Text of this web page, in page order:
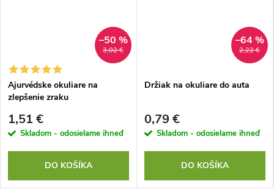
3,02 €
–50 %
Ajurvédske okuliare na
zlepšenie zraku
1,51 €
Skladom - odosielame ihneď
DO KOŠÍKA
2,22 €
–64 %
Držiak na okuliare do auta
0,79 €
Skladom - odosielame ihneď
DO KOŠÍKA